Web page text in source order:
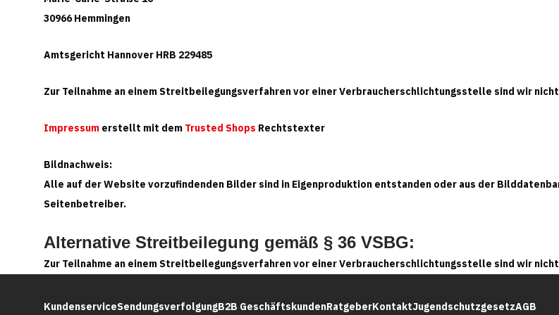
30966 Hemmingen
Amtsgericht Hannover HRB 229485
Zur Teilnahme an einem Streitbeilegungsverfahren vor einer Verbraucherschlichtungsstelle sind wir
Impressum erstellt mit dem Trusted Shops Rechtstexter
Bildnachweis:
Alle auf der Website vorzufindenden Bilder sind in Eigenproduktion entstanden oder aus der
Seitenbetreiber.
Alternative Streitbeilegung gemäß § 36 VSBG:
Zur Teilnahme an einem Streitbeilegungsverfahren vor einer Verbraucherschlichtungsstelle sind wir
KundenserviceSendungsverfolgungB2B GeschäftskundenRatgeberKontaktJugendschutzgesetzAGB